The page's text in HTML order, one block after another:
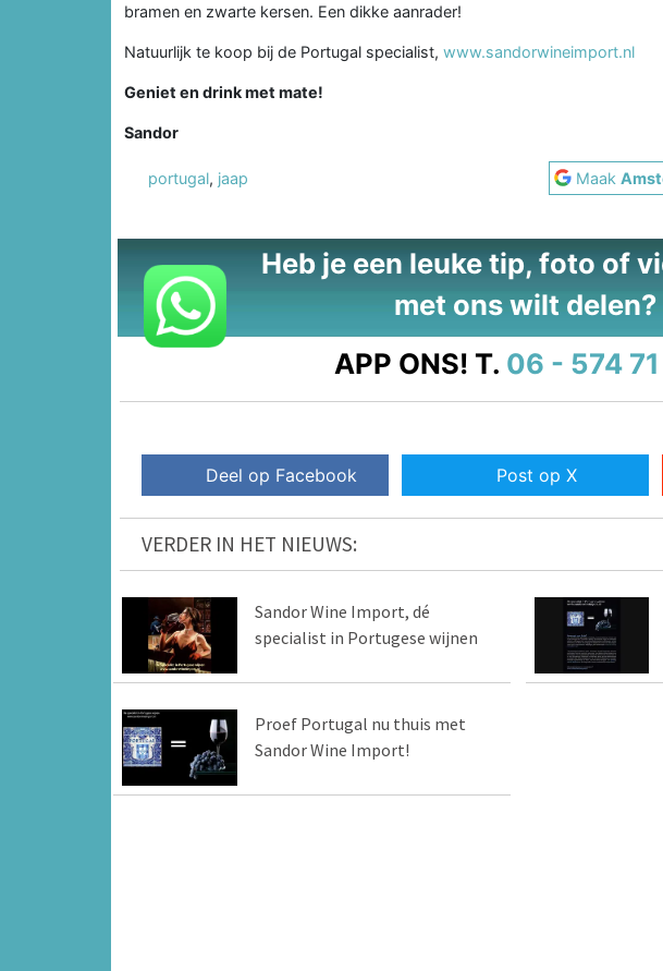
bramen en zwarte kersen. Een dikke aanrader!
Natuurlijk te koop bij de Portugal specialist, www.sandorwineimport.nl
Geniet en drink met mate!
Sandor
portugal, jaap Maak
Heb je een leuke tip, foto of
met ons wilt delen?
APP ONS! T. 06 - 574
Deel op Facebook Post op X
VERDER IN HET NIEUWS:
Sandor Wine Import, dé
specialist in Portugese wijnen
Proef Portugal nu thuis met
Sandor Wine Import!